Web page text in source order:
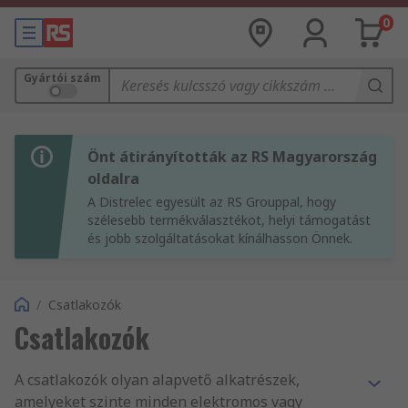
0
Gyártói szám
Önt átirányították az RS Magyarország
oldalra
A Distrelec egyesült az RS Grouppal, hogy
szélesebb termékválasztékot, helyi támogatást
és jobb szolgáltatásokat kínálhasson Önnek.
/ Csatlakozók
Csatlakozók
A csatlakozók olyan alapvető alkatrészek,
amelyeket szinte minden elektromos vagy